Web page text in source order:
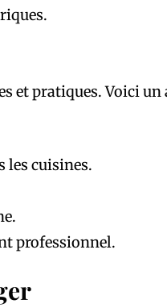
et pratiques. Voici un
les cuisines.
professionnel.